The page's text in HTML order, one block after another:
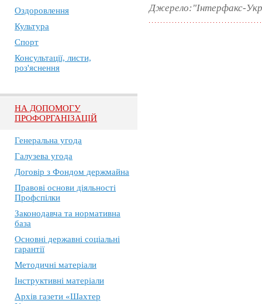
Оздоровлення
Культура
Спорт
Консультації, листи,
роз'яснення
НА ДОПОМОГУ
ПРОФОРГАНІЗАЦІЙ
Генеральна угода
Галузева угода
Договір з Фондом держмайна
Правові основи діяльності
Профспілки
Законодавча та нормативна
база
Основні державні соціальні
гарантії
Методичні матеріали
Інструктивні матеріали
Архів газети «Шахтер
Джерело:"Інтерфакс-